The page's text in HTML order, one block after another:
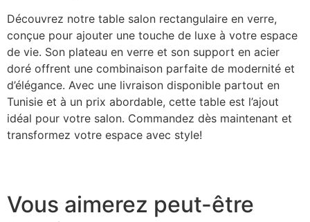
Découvrez notre table salon rectangulaire en verre,
conçue pour ajouter une touche de luxe à votre espace
de vie. Son plateau en verre et son support en acier
doré offrent une combinaison parfaite de modernité et
d’élégance. Avec une livraison disponible partout en
Tunisie et à un prix abordable, cette table est l’ajout
idéal pour votre salon. Commandez dès maintenant et
transformez votre espace avec style!
Vous aimerez peut-être